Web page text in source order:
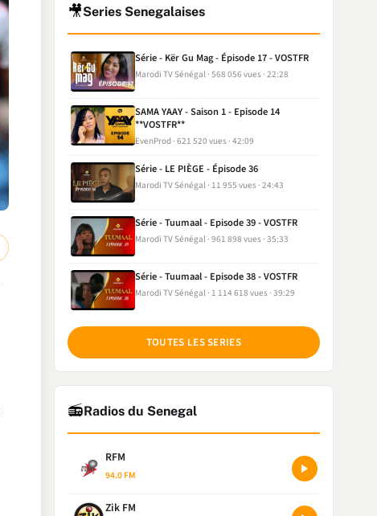
🎥Series Senegalaises
Série - Kër Gu Mag - Épisode 17 - VOSTFR
Marodi TV Sénégal 568 056 vues 22:28
SAMA YAAY - Saison 1 - Episode 14
**VOSTFR**
EvenProd 621 520 vues 42:09
Série - LE PIÈGE - Épisode 36
Marodi TV Sénégal 11 955 vues 24:43
Série - Tuumaal - Episode 39 - VOSTFR
Marodi TV Sénégal 961 898 vues 35:33
Série - Tuumaal - Episode 38 - VOSTFR
Marodi TV Sénégal 1 114 618 vues 39:29
TOUTES LES SERIES
📻Radios du Senegal
RFM
94.0 FM
Zik FM